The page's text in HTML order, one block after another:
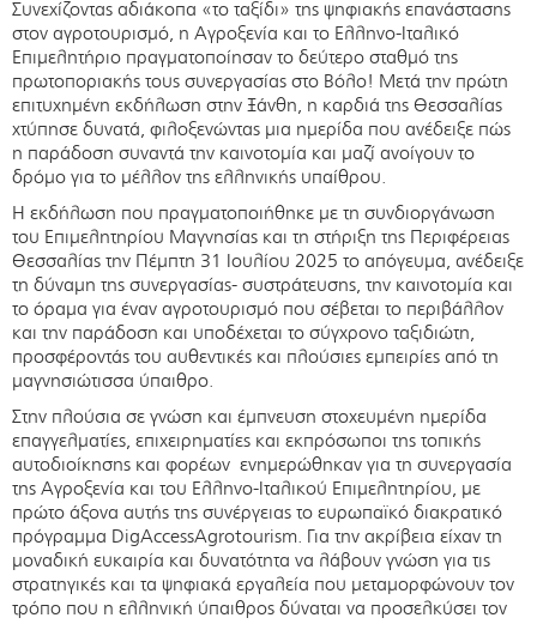
Συνεχίζοντας αδιάκοπα «το ταξίδι» της ψηφιακής επανάστασης
στον αγροτουρισμό, η Αγροξενία και το Ελληνο-Ιταλικό
Επιμελητήριο πραγματοποίησαν το δεύτερο σταθμό της
πρωτοποριακής τους συνεργασίας στο Βόλο! Μετά την πρώτη
επιτυχημένη εκδήλωση στην Ξάνθη, η καρδιά της Θεσσαλίας
χτύπησε δυνατά, φιλοξενώντας μια ημερίδα που ανέδειξε πώς
η παράδοση συναντά την καινοτομία και μαζί ανοίγουν το
δρόμο για το μέλλον της ελληνικής υπαίθρου.
Η εκδήλωση που πραγματοποιήθηκε με τη συνδιοργάνωση
του Επιμελητηρίου Μαγνησίας και τη στήριξη της Περιφέρειας
Θεσσαλίας την Πέμπτη 31 Ιουλίου 2025 το απόγευμα, ανέδειξε
τη δύναμη της συνεργασίας- συστράτευσης, την καινοτομία και
το όραμα για έναν αγροτουρισμό που σέβεται το περιβάλλον
και την παράδοση και υποδέχεται το σύγχρονο ταξιδιώτη,
προσφέροντάς του αυθεντικές και πλούσιες εμπειρίες από τη
μαγνησιώτισσα ύπαιθρο.
Στην πλούσια σε γνώση και έμπνευση στοχευμένη ημερίδα
επαγγελματίες, επιχειρηματίες και εκπρόσωποι της τοπικής
αυτοδιοίκησης και φορέων ενημερώθηκαν για τη συνεργασία
της Αγροξενία και του Ελληνο-Ιταλικού Επιμελητηρίου, με
πρώτο άξονα αυτής της συνέργειας το ευρωπαϊκό διακρατικό
πρόγραμμα DigAccessAgrotourism. Για την ακρίβεια είχαν τη
μοναδική ευκαιρία και δυνατότητα να λάβουν γνώση για τις
στρατηγικές και τα ψηφιακά εργαλεία που μεταμορφώνουν τον
τρόπο που η ελληνική ύπαιθρος δύναται να προσελκύσει τον